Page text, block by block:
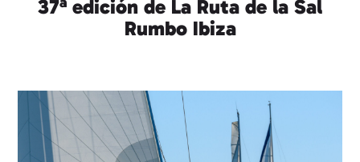
37ª edición de La Ruta de la Sal
Rumbo Ibiza